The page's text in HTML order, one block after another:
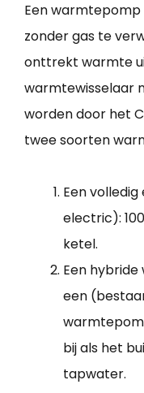
Een warmtepomp
zonder gas te
onttrekt warmte
warmtewisselaar
worden door het
twee soorten
Een
electric):
ketel.
Een
een
bij als het
tapwater.